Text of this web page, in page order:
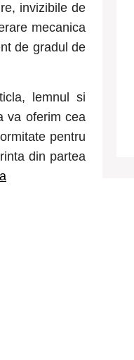
invizibile de
mecanica
de gradul de
lemnul si
va oferim cea
pentru
din partea